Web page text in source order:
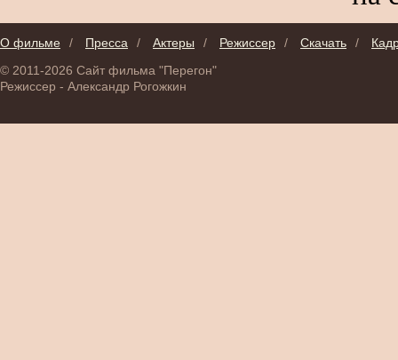
О фильме / Пресса / Актеры / Режиссер / Скачать /
© 2011-2026 Сайт фильма "Перегон"
Режиссер - Александр Рогожкин